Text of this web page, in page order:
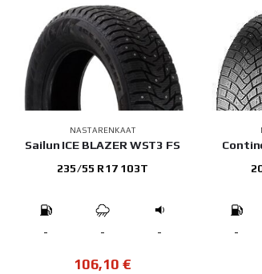
NASTARENKAAT
Sailun ICE BLAZER WST3 FS
235/55 R17 103T
- - -
106,10 €
-